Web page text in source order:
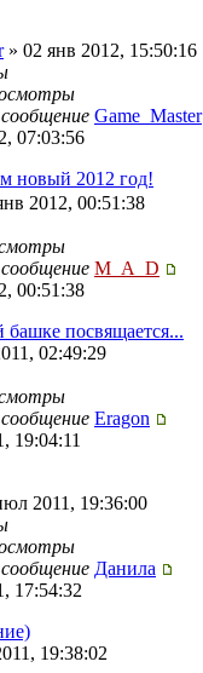
» 02 янв 2012, 15:50:16
Game_Master
07:03:56
новый 2012 год!
2012, 00:51:38
M_A_D
00:51:38
посвящается...
02:49:29
Eragon
19:04:11
2011, 19:36:00
Данила
17:54:32
19:38:02